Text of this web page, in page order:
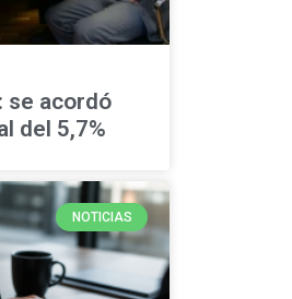
se acordó
del 5,7%
NOTICIAS